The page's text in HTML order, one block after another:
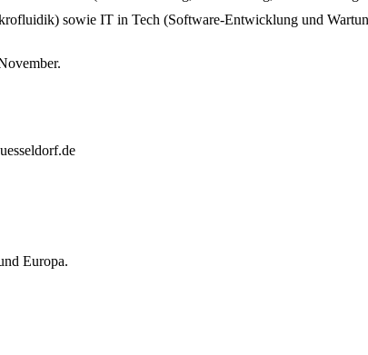
sowie IT in Tech (Software-Entwicklung und
Europa.